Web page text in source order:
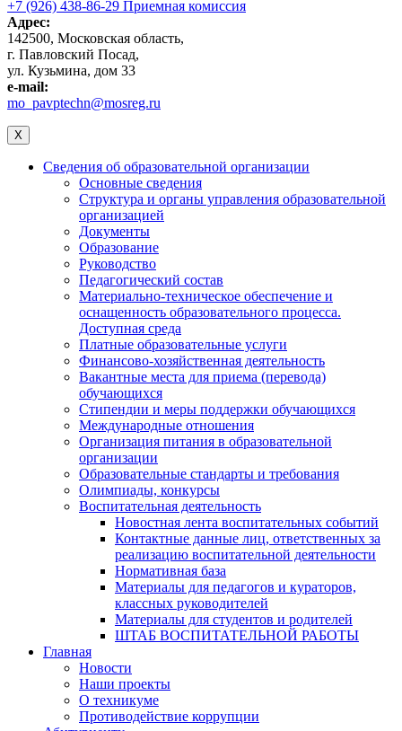
+7 (926) 438-86-29 Приемная комиссия
Адрес:
142500, Московская область,
г. Павловский Посад,
ул. Кузьмина, дом 33
e-mail:
mo_pavptechn@mosreg.ru
X
Сведения об образовательной организации
Основные сведения
Структура и органы управления образовательной
организацией
Документы
Образование
Руководство
Педагогический состав
Материально-техническое обеспечение и
оснащенность образовательного процесса.
Доступная среда
Платные образовательные услуги
Финансово-хозяйственная деятельность
Вакантные места для приема (перевода)
обучающихся
Стипендии и меры поддержки обучающихся
Международные отношения
Организация питания в образовательной
организации
Образовательные стандарты и требования
Олимпиады, конкурсы
Воспитательная деятельность
Новостная лента воспитательных событий
Контактные данные лиц, ответственных за
реализацию воспитательной деятельности
Нормативная база
Материалы для педагогов и кураторов,
классных руководителей
Материалы для студентов и родителей
ШТАБ ВОСПИТАТЕЛЬНОЙ РАБОТЫ
Главная
Новости
Наши проекты
О техникуме
Противодействие коррупции